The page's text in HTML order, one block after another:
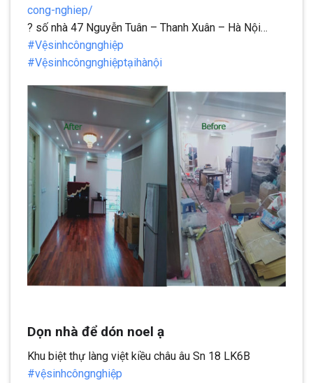
cong-nghiep/
? số nhà 47 Nguyễn Tuân – Thanh Xuân – Hà Nội…
#Vệsinhcôngnghiệp
#Vệsinhcôngnghiệptạihànội
Dọn nhà để dón noel ạ
Khu biệt thự làng việt kiều châu âu Sn 18 LK6B
#vệsinhcôngnghiệp